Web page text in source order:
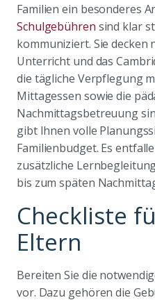
Familien ein besonderes
Schulgebühren sind klar
kommuniziert. Sie
Unterricht und das
die tägliche Verpflegung
Mittagessen sowie die
Nachmittagsbetreuung
gibt Ihnen volle
Familienbudget. Es
zusätzliche
bis zum späten
Checkliste
Eltern
Bereiten Sie die
vor. Dazu gehören die